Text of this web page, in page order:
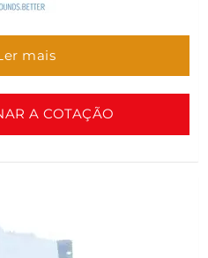
mais
A COTAÇÃO